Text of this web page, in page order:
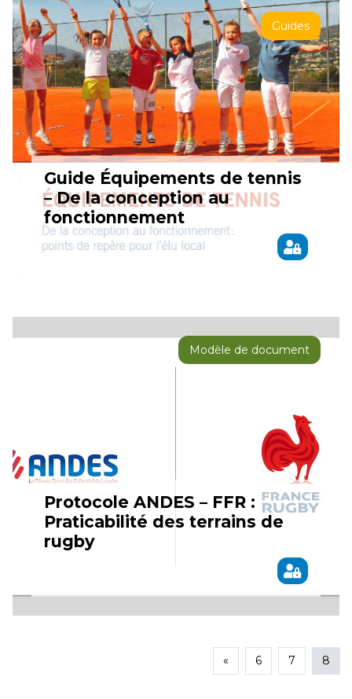
Guides
Guide Équipements de tennis
– De la conception au
fonctionnement
Modèle de document
Protocole ANDES – FFR :
Praticabilité des terrains de
rugby
« 6 7 8